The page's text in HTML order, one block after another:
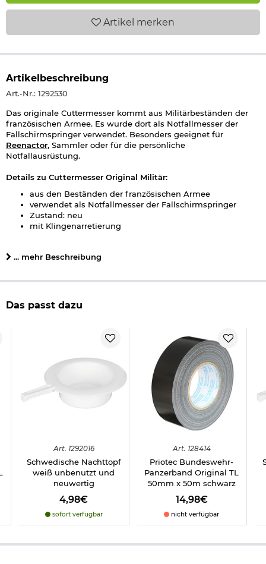
Artikel merken
Artikelbeschreibung
Art.-Nr.: 1292530
Das originale Cuttermesser kommt aus Militärbeständen der
französischen Armee. Es wurde dort als Notfallmesser der
Fallschirmspringer verwendet. Besonders geeignet für
Reenactor, Sammler oder für die persönliche
Notfallausrüstung.
Details zu Cuttermesser Original Militär:
aus den Beständen der französischen Armee
verwendet als Notfallmesser der Fallschirmspringer
Zustand: neu
mit Klingenarretierung
Material: Kunststoff, Metall
... mehr Beschreibung
Das passt dazu
Art. 1292016
Schwedische Nachttopf
weiß unbenutzt und
neuwertig
4,98€
sofort verfügbar
Art. 128414
Priotec Bundeswehr-
Panzerband Original TL
50mm x 50m schwarz
14,98€
nicht verfügbar